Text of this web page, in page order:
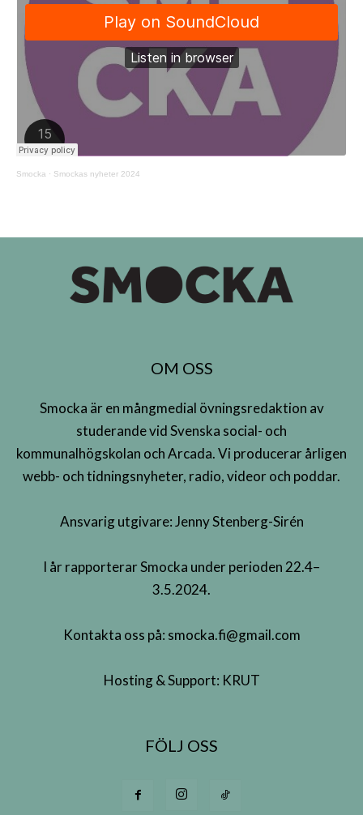
Smocka · Smockas nyheter 2024
OM OSS
Smocka är en mångmedial övningsredaktion av
studerande vid Svenska social- och
kommunalhögskolan och Arcada. Vi producerar årligen
webb- och tidningsnyheter, radio, videor och poddar.
Ansvarig utgivare: Jenny Stenberg-Sirén
I år rapporterar Smocka under perioden 22.4–
3.5.2024.
Kontakta oss på: smocka.fi@gmail.com
Hosting & Support: KRUT
FÖLJ OSS